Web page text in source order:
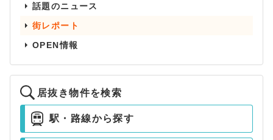
話題のニュース
街レポート
OPEN情報
居抜き物件を検索
駅・路線から探す